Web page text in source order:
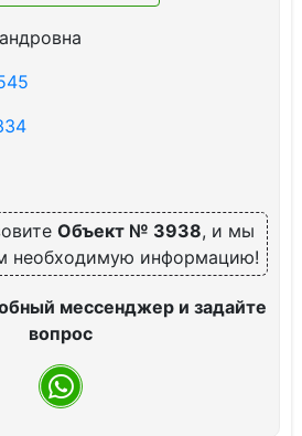
Объект № 3938, и мы
необходимую информацию!
мессенджер и задайте
вопрос